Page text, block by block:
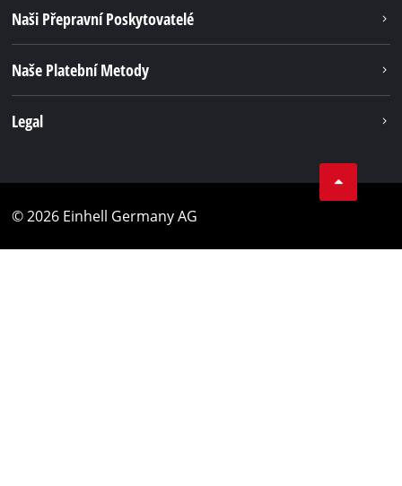
Naši Přepravní Poskytovatelé
Naše Platební Metody
Legal
© 2026 Einhell Germany AG